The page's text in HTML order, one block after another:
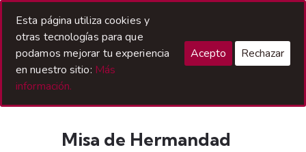
Misa de Hermandad
Esta página utiliza cookies y
otras tecnologías para que
podamos mejorar tu experiencia
en nuestro sitio: Más
información.
Acepto Rechazar